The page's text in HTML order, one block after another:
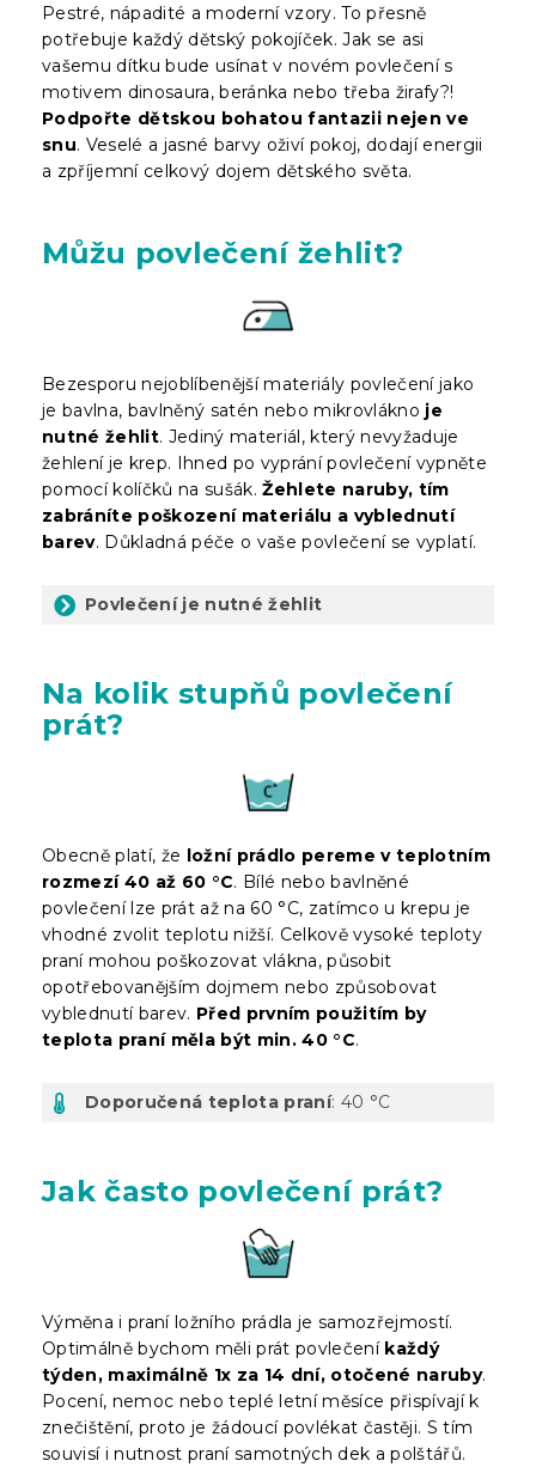
Pestré, nápadité a moderní vzory. To přesně
potřebuje každý dětský pokojíček. Jak se asi
vašemu dítku bude usínat v novém povlečení s
motivem dinosaura, beránka nebo třeba žirafy?!
Podpořte dětskou bohatou fantazii nejen ve
snu. Veselé a jasné barvy oživí pokoj, dodají energii
a zpříjemní celkový dojem dětského světa.
Můžu povlečení žehlit?
Bezesporu nejoblíbenější materiály povlečení jako
je bavlna, bavlněný satén nebo mikrovlákno je
nutné žehlit. Jediný materiál, který nevyžaduje
žehlení je krep. Ihned po vyprání povlečení vypněte
pomocí kolíčků na sušák.Žehlete naruby, tím
zabráníte poškození materiálu a vyblednutí
barev. Důkladná péče o vaše povlečení se vyplatí.
Povlečení je nutné žehlit
Na kolik stupňů povlečení
prát?
Obecně platí, že ložní prádlo pereme v teplotním
rozmezí 40 až 60 °C. Bílé nebo bavlněné
povlečení lze prát až na 60 °C, zatímco u krepu je
vhodné zvolit teplotu nižší. Celkově vysoké teploty
praní mohou poškozovat vlákna, působit
opotřebovanějším dojmem nebo způsobovat
vyblednutí barev. Před prvním použitím by
teplota praní měla být min. 40 °C.
Doporučená teplota praní: 40 °C
Jak často povlečení prát?
Výměna i praní ložního prádla je samozřejmostí.
Optimálně bychom měli prát povlečení každý
týden, maximálně 1x za 14 dní, otočené naruby.
Pocení, nemoc nebo teplé letní měsíce přispívají k
znečištění, proto je žádoucí povlékat častěji. S tím
souvisí i nutnost praní samotných dek a polštářů.